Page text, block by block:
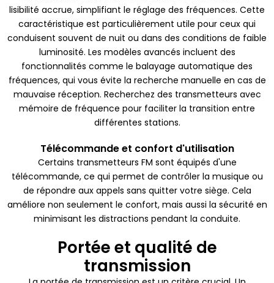
lisibilité accrue, simplifiant le réglage des fréquences. Cette
caractéristique est particulièrement utile pour ceux qui
conduisent souvent de nuit ou dans des conditions de faible
luminosité. Les modèles avancés incluent des
fonctionnalités comme le balayage automatique des
fréquences, qui vous évite la recherche manuelle en cas de
mauvaise réception. Recherchez des transmetteurs avec
mémoire de fréquence pour faciliter la transition entre
différentes stations.
Télécommande et confort d'utilisation
Certains transmetteurs FM sont équipés d'une
télécommande, ce qui permet de contrôler la musique ou
de répondre aux appels sans quitter votre siège. Cela
améliore non seulement le confort, mais aussi la sécurité en
minimisant les distractions pendant la conduite.
Portée et qualité de
transmission